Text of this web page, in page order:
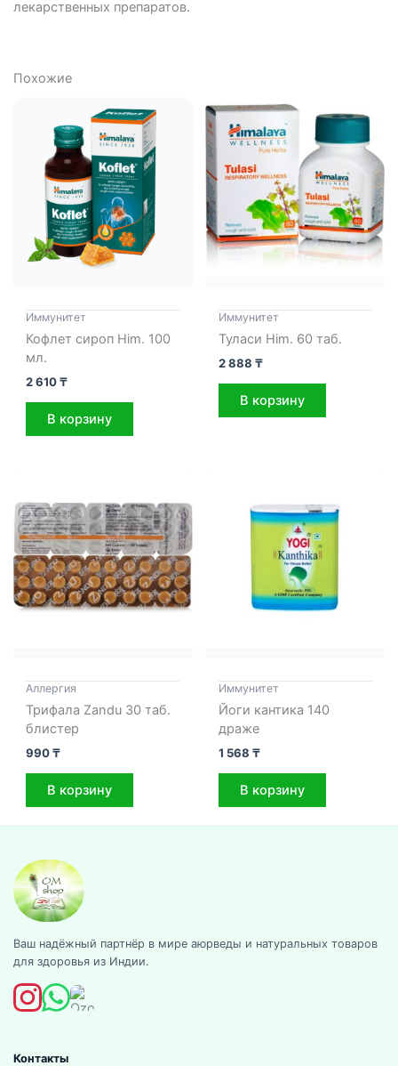
лекарственных препаратов.
Похожие
Иммунитет
Кофлет сироп Him. 100
мл.
2 610₸
В корзину
Иммунитет
Туласи Him. 60 таб.
2 888 ₸
В корзину
Аллергия
Трифала Zandu 30 таб.
блистер
990₸
В корзину
Иммунитет
Йоги кантика 140
драже
1 568 ₸
В корзину
Ваш надёжный партнёр в мире аюрведы и натуральных товаров
для здоровья из Индии.
Контакты